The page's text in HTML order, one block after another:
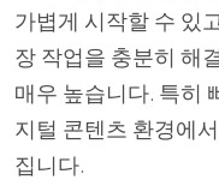
가볍게 시작할 수 있
장 작업을 충분히 해
매우 높습니다. 특히
지털 콘텐츠 환경에
집니다.